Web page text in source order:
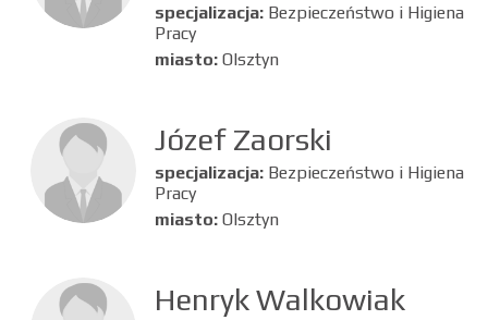
specjalizacja: Bezpieczeństwo i Higiena
Pracy
miasto: Olsztyn
Józef Zaorski
specjalizacja: Bezpieczeństwo i Higiena
Pracy
miasto: Olsztyn
Henryk Walkowiak